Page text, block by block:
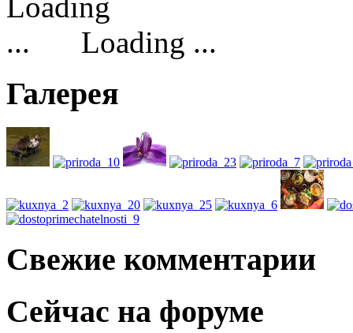
Loading ...
Галерея
Свежие комментарии
Сейчас на форуме